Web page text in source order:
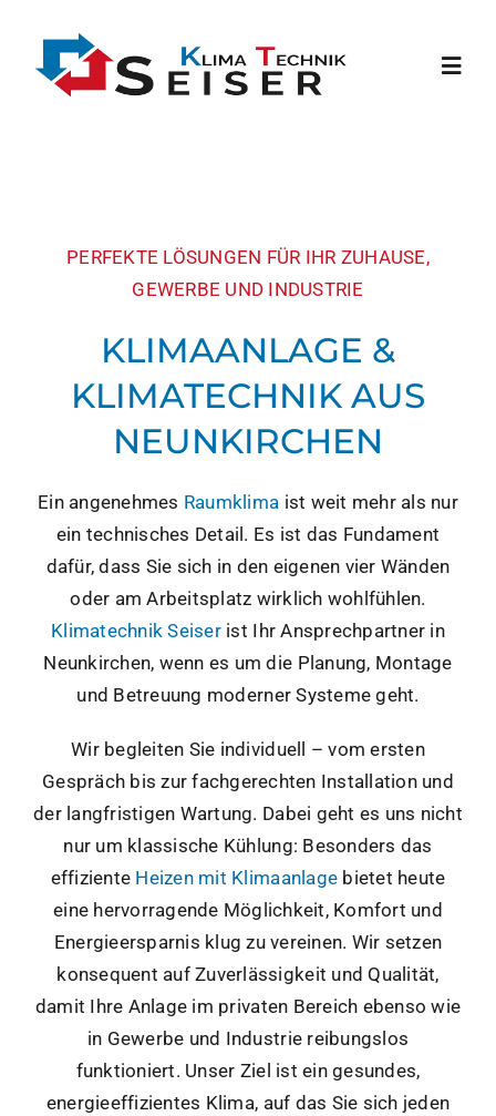
content
BLOG
KONTAKT
ANFRAGE
PERFEKTE LÖSUNGEN FÜR IHR ZUHAUSE,
GEWERBE UND INDUSTRIE
KLIMAANLAGE &
KLIMATECHNIK AUS
NEUNKIRCHEN
Ein angenehmes Raumklima ist weit mehr als nur
ein technisches Detail. Es ist das Fundament
dafür, dass Sie sich in den eigenen vier Wänden
oder am Arbeitsplatz wirklich wohlfühlen.
Klimatechnik Seiserist Ihr Ansprechpartner in
Neunkirchen, wenn es um die Planung, Montage
und Betreuung moderner Systeme geht.
Wir begleiten Sie individuell – vom ersten
Gespräch bis zur fachgerechten Installation und
der langfristigen Wartung. Dabei geht es uns nicht
nur um klassische Kühlung: Besonders das
effiziente Heizen mit Klimaanlage bietet heute
eine hervorragende Möglichkeit, Komfort und
Energieersparnis klug zu vereinen. Wir setzen
konsequent auf Zuverlässigkeit und Qualität,
damit Ihre Anlage im privaten Bereich ebenso wie
in Gewerbe und Industrie reibungslos
funktioniert. Unser Ziel ist ein gesundes,
energieeffizientes Klima, auf das Sie sich jeden